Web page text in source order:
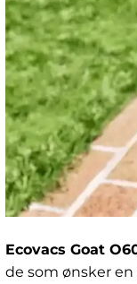
Ecovacs Goat
de som ønsker